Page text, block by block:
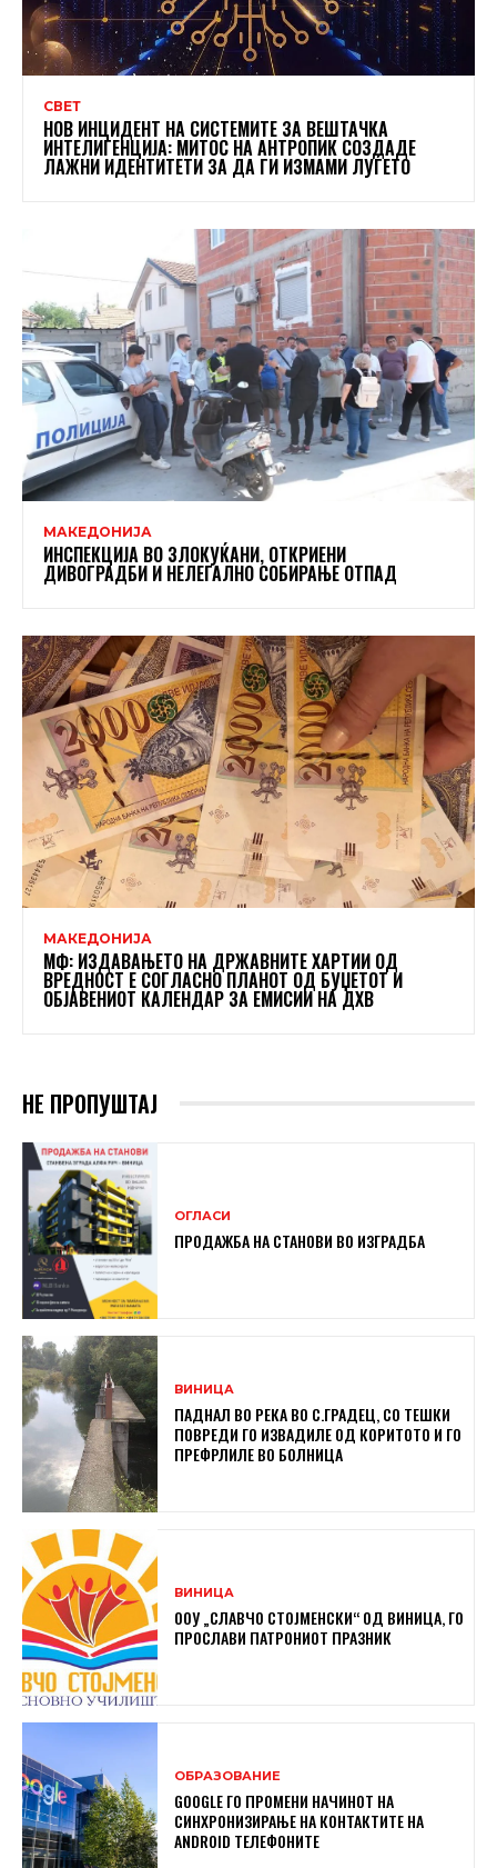
СВЕТ
НОВ ИНЦИДЕНТ НА СИСТЕМИТЕ ЗА ВЕШТАЧКА
ИНТЕЛИГЕНЦИЈА: МИТОС НА АНТРОПИК СОЗДАДЕ
ЛАЖНИ ИДЕНТИТЕТИ ЗА ДА ГИ ИЗМАМИ ЛУЃЕТО
МАКЕДОНИЈА
ИНСПЕКЦИЈА ВО ЗЛОКУЌАНИ, ОТКРИЕНИ
ДИВОГРАДБИ И НЕЛЕГАЛНО СОБИРАЊЕ ОТПАД
МАКЕДОНИЈА
МФ: ИЗДАВАЊЕТО НА ДРЖАВНИТЕ ХАРТИИ ОД
ВРЕДНОСТ Е СОГЛАСНО ПЛАНОТ ОД БУЏЕТОТ И
ОБЈАВЕНИОТ КАЛЕНДАР ЗА ЕМИСИИ НА ДХВ
НЕ ПРОПУШТАЈ
ОГЛАСИ
ПРОДАЖБА НА СТАНОВИ ВО ИЗГРАДБА
ВИНИЦА
ПАДНАЛ ВО РЕКА ВО С.ГРАДЕЦ, СО ТЕШКИ
ПОВРЕДИ ГО ИЗВАДИЛЕ ОД КОРИТОТО И ГО
ПРЕФРЛИЛЕ ВО БОЛНИЦА
ВИНИЦА
ООУ „СЛАВЧО СТОЈМЕНСКИ“ ОД ВИНИЦА, ГО
ПРОСЛАВИ ПАТРОНИОТ ПРАЗНИК
ОБРАЗОВАНИЕ
GOOGLE ГО ПРОМЕНИ НАЧИНОТ НА
СИНХРОНИЗИРАЊЕ НА КОНТАКТИТЕ НА
ANDROID ТЕЛЕФОНИТЕ